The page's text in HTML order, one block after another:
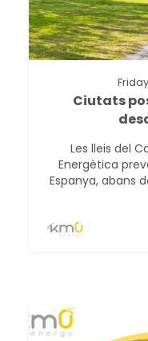
Ciutats
Les lleis del
Energètica
Espanya, abans